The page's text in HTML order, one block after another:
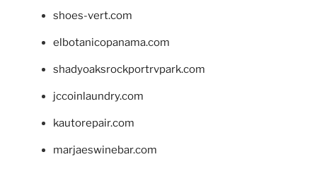
shoes-vert.com
elbotanicopanama.com
shadyoaksrockportrvpark.com
jccoinlaundry.com
kautorepair.com
marjaeswinebar.com